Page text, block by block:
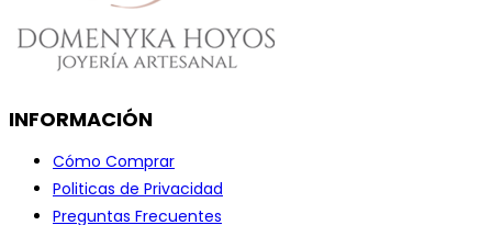
INFORMACIÓN
Cómo Comprar
Politicas de Privacidad
Preguntas Frecuentes